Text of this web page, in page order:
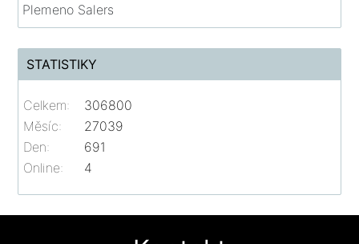
Plemeno Salers
STATISTIKY
Online: 4
Celkem:
306800
Měsíc:
27039
Den:
691